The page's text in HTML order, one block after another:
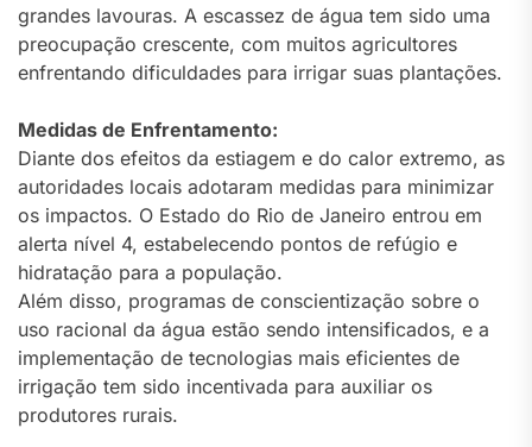
grandes lavouras. A escassez de água tem sido uma
preocupação crescente, com muitos agricultores
enfrentando dificuldades para irrigar suas plantações.
Medidas de Enfrentamento:
Diante dos efeitos da estiagem e do calor extremo, as
autoridades locais adotaram medidas para minimizar
os impactos. O Estado do Rio de Janeiro entrou em
alerta nível 4, estabelecendo pontos de refúgio e
hidratação para a população.
Além disso, programas de conscientização sobre o
uso racional da água estão sendo intensificados, e a
implementação de tecnologias mais eficientes de
irrigação tem sido incentivada para auxiliar os
produtores rurais.